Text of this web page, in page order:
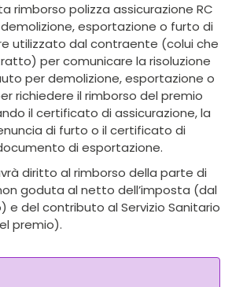
rimborso polizza assicurazione RC
esportazione o furto di
utilizzato dal contraente (colui che
per comunicare la risoluzione
per demolizione, esportazione o
richiedere il rimborso del premio
il certificato di assicurazione, la
di furto o il certificato di
di esportazione.
diritto al rimborso della parte di
goduta al netto dell’imposta (dal
e del contributo al Servizio Sanitario
premio).